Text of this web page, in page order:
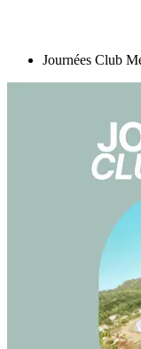
Journées Club